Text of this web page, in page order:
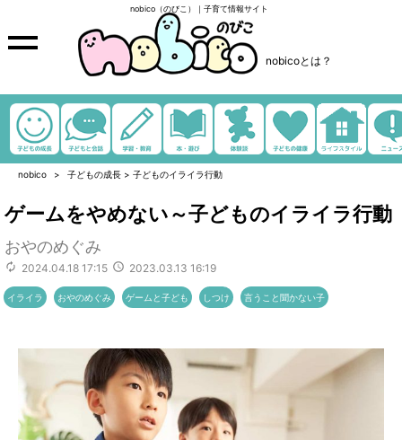
nobico（のびこ）｜子育て情報サイト
nobicoとは？
nobico 子どもの成長 > 子どものイライラ行動
ゲームをやめない～子どものイライラ行動
おやのめぐみ
2024.04.18 17:15 2023.03.13 16:19
イライラ おやのめぐみ ゲームと子ども しつけ 言うこと聞かない子